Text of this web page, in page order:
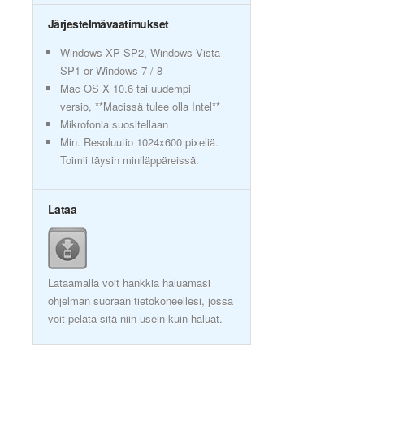
Järjestelmävaatimukset
Windows XP SP2, Windows Vista
SP1 or Windows 7 / 8
Mac OS X 10.6 tai uudempi
versio, **Macissä tulee olla Intel**
Mikrofonia suositellaan
Min. Resoluutio 1024x600 pixeliä.
Toimii täysin miniläppäreissä.
Lataa
Lataamalla voit hankkia haluamasi
ohjelman suoraan tietokoneellesi, jossa
voit pelata sitä niin usein kuin haluat.